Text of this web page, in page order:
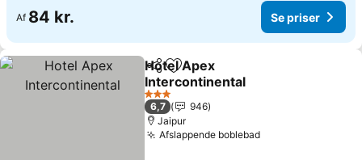
Af 84 kr. Se priser
Del Føj til favoritter
Hotel Apex
Intercontinental
3 Stjerner
6,7
946
Jaipur
Afslappende boblebad